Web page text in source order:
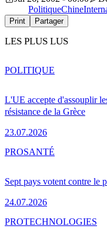
PolitiqueChine
Print Partager
LES PLUS LUS
L'UE accepte d'assouplir
résistance de la Grèce
23.07.2026
POLITIQUE
Sept pays votent contre le
24.07.2026
PROSANTÉ
PROTECHNOLOGIES